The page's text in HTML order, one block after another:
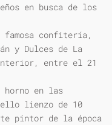
en busca de los
famosa confitería,
y Dulces de La
entre el 21
horno en las
lienzo de 10
pintor de la época